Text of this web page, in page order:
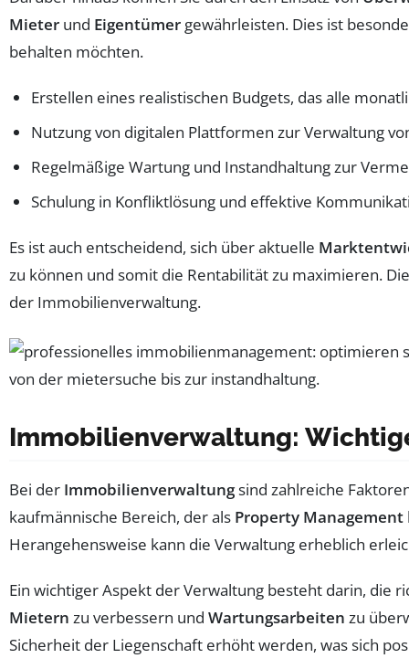
Mieter und Eigentümer gewährleisten. Dies ist
behalten möchten.
Erstellen eines realistischen Budgets, das alle
Nutzung von digitalen Plattformen zur Verwaltung
Regelmäßige Wartung und Instandhaltung zur
Schulung in Konfliktlösung und effektive
Es ist auch entscheidend, sich über aktuelle
zu können und somit die Rentabilität zu maximieren.
der Immobilienverwaltung.
Immobilienverwaltung:
Bei der Immobilienverwaltungsind zahlreiche
kaufmännische Bereich, der als Property Management
Herangehensweise kann die Verwaltung erheblich
Ein wichtiger Aspekt der Verwaltung besteht darin, die
Mietern zu verbessern und Wartungsarbeiten zu
Sicherheit der Liegenschaft erhöht werden, was sich